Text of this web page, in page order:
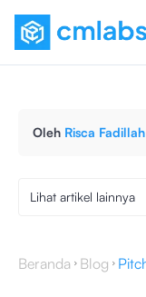
Oleh Risca Fadillah
Lihat artikel lainnya
Beranda Blog